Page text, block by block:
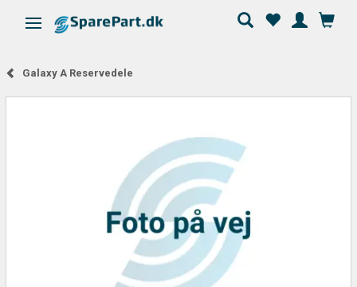
Skifte navigation
Galaxy A Reservedele